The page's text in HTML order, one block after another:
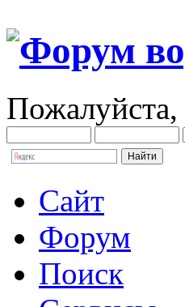
Пожалуйста,
Сайт
Форум
Поиск